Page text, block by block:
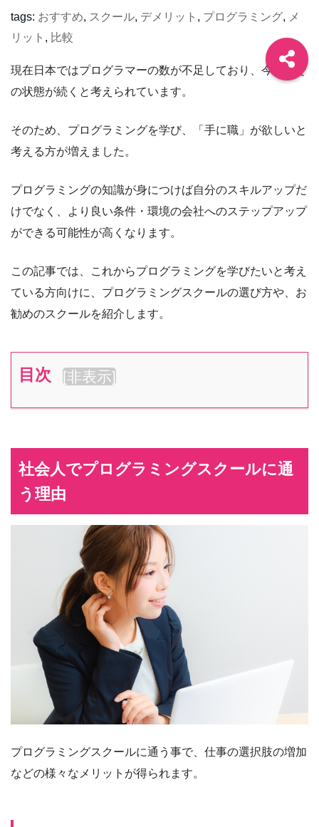
tags: おすすめ, スクール, デメリット , プログラミング, メ
リット , 比較
現在日本ではプログラマーの数が不足しており、今後もそ
の状態が続くと考えられています。
そのため、プログラミングを学び、「手に職」が欲しいと
考える方が増えました。
プログラミングの知識が身につけば自分のスキルアップだ
けでなく、より良い条件・環境の会社へのステップアップ
ができる可能性が高くなります。
この記事では、これからプログラミングを学びたいと考え
ている方向けに、プログラミングスクールの選び方や、お
勧めのスクールを紹介します。
目次 [非表示]
社会人でプログラミングスクールに通
う理由
プログラミングスクールに通う事で、仕事の選択肢の増加
などの様々なメリットが得られます。